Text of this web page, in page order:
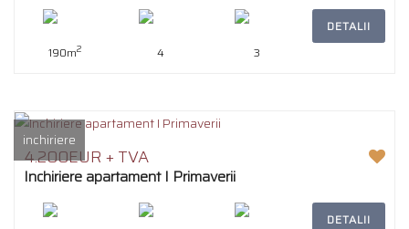
190m2 4 3
DETALII
inchiriere
4.200EUR + TVA
Inchiriere apartament I Primaverii
DETALII